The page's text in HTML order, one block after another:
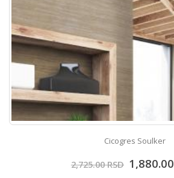
Cicogres Soulker
2,725.00RSD 1,880.00